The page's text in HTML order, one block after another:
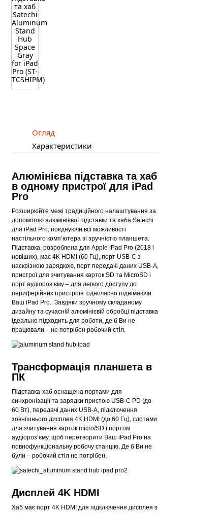
Огляд
Характеристики
Алюмінієва підставка та хаб
в одному пристрої для iPad
Pro
Розширюйте межі традиційного налаштування за
допомогою алюмінієвої підставки та хаба Satechi
для iPad Pro, поєднуючи всі можливості
настільного комп’ютера зі зручністю планшета.
Підставка, розроблена для Apple iPad Pro (2018 і
новіших), має 4K HDMI (60 Гц), порт USB-C з
наскрізною зарядкою, порт передачі даних USB-A,
пристрої для зчитування карток SD та MicroSD і
порт аудіороз’єму – для легкого доступу до
периферійних пристроїв, одночасно піднімаючи
Ваш iPad Pro. Завдяки зручному складаному
дизайну та сучасній алюмінієвій обробці підставка
ідеально підходить для роботи, де б Ви не
працювали – не потрібен робочий стіл.
Трансформація планшета в
ПК
Підставка-хаб оснащена портами для
синхронізації та зарядки пристою USB-C PD (до
60 Вт), передачі даних USB-A, підключення
зовнішнього дисплея 4K HDMI (до 60 Гц), слотами
для зчитування карток micro/SD і портом
аудіороз’єму, щоб перетворити Ваш iPad Pro на
повнофункціональну робочу станцію. Де б Ви не
були – робочий стіл не потрібен.
Дисплей 4K HDMI
Хаб має порт 4K HDMI для підключення дисплея з